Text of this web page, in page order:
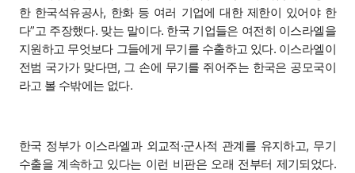
한 한국석유공사, 한화 등 여러 기업에 대한 제한이 있어야 한
다”고 주장했다. 맞는 말이다. 한국 기업들은 여전히 이스라엘을
지원하고 무엇보다 그들에게 무기를 수출하고 있다. 이스라엘이
전범 국가가 맞다면, 그 손에 무기를 쥐어주는 한국은 공모국이
라고 볼 수밖에는 없다.
한국 정부가 이스라엘과 외교적·군사적 관계를 유지하고, 무기
수출을 계속하고 있다는 이런 비판은 오래 전부터 제기되었다.